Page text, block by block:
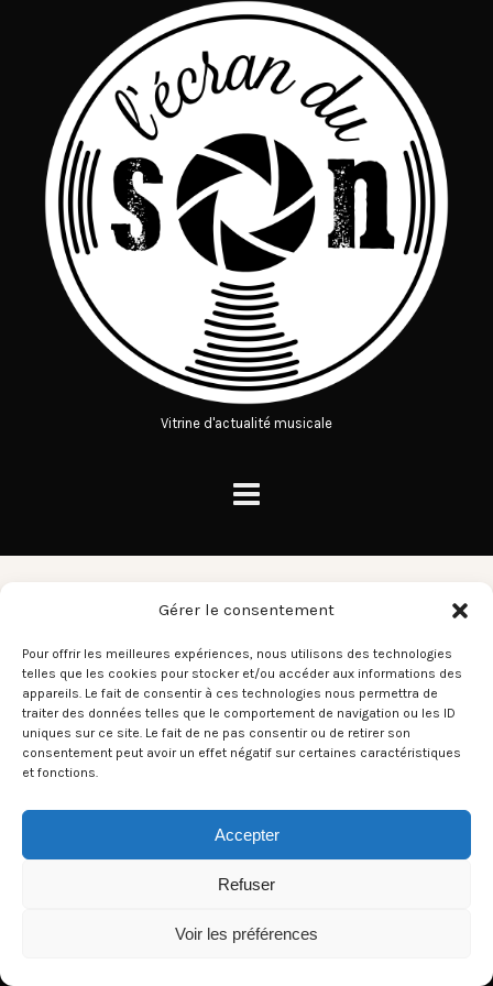
Gérer le consentement
Pour offrir les meilleures expériences, nous utilisons des technologies
telles que les cookies pour stocker et/ou accéder aux informations des
appareils. Le fait de consentir à ces technologies nous permettra de
traiter des données telles que le comportement de navigation ou les ID
uniques sur ce site. Le fait de ne pas consentir ou de retirer son
consentement peut avoir un effet négatif sur certaines caractéristiques
et fonctions.
Accepter
Refuser
Voir les préférences
Vitrine d'actualité musicale
Supertramp
There aren't any posts currently published under this tag.